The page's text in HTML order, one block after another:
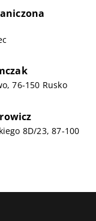
76-150 Rusko
8D/23, 87-100